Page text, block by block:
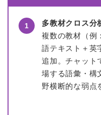
1
多教材クロス分
複数の教材（例
語テキスト＋英
追加。チャット
場する語彙・構
野横断的な弱点
原田
“シ